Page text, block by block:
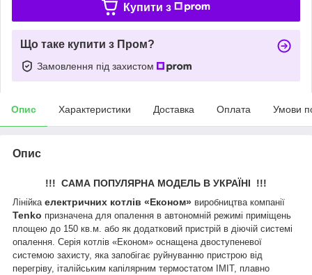
Купити з
Що таке купити з Пром?
Замовлення під захистом
Опис Характеристики Доставка Оплата Умови
Опис
!!! САМА ПОПУЛЯРНА МОДЕЛЬ В УКРАЇНІ !!!
Лінійка електричних котлів «Економ» виробництва компанії
Tenko призначена для опалення в автономній режимі приміщень
площею до 150 кв.м. або як додатковий пристрій в діючій системі
опалення. Серія котлів «Економ» оснащена двоступеневої
системою захисту, яка запобігає руйнуванню пристрою від
перегріву, італійським капілярним термостатом IMIT, плавно